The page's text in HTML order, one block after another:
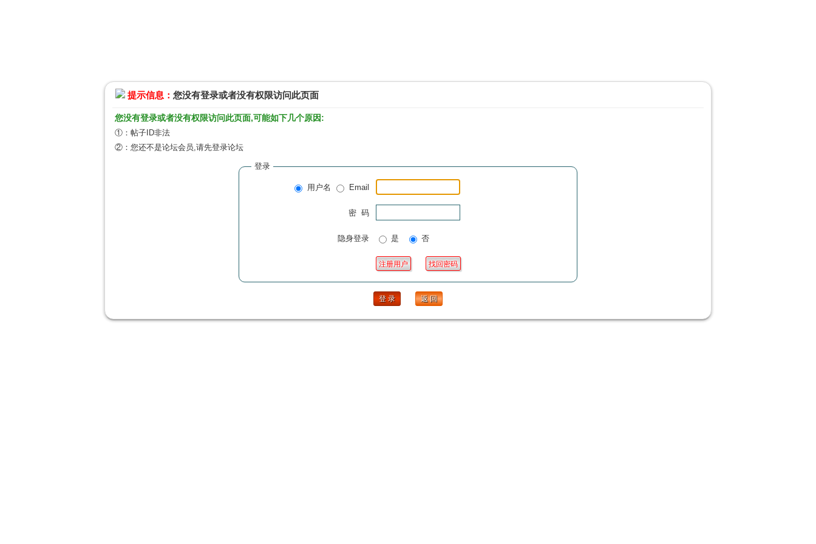
提示信息： 您没有登录或者没有权限访问此页面
您没有登录或者没有权限访问此页面,可能如下几个原因:
①：帖子ID非法
②：您还不是论坛会员,请先登录论坛
登录
用户名 Email
密 码
隐身登录 是 否